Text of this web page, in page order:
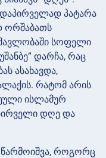
პატარა
სოფელი
დარჩა, რაც
ასახავდა,
რატომ არის
ისლამურ
დღე და
წარმოიშვა, როგორც